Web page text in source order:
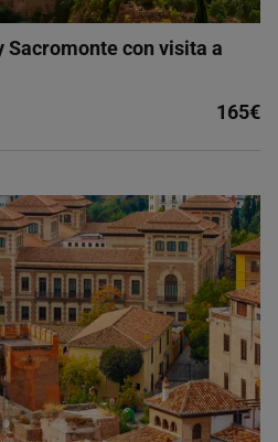
Sacromonte con visita a
165€